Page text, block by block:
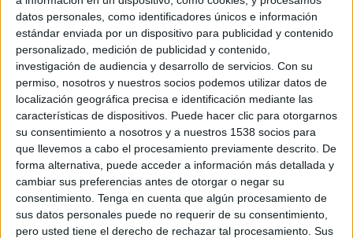
datos personales, como identificadores únicos e información
estándar enviada por un dispositivo para publicidad y contenido
personalizado, medición de publicidad y contenido,
investigación de audiencia y desarrollo de servicios. Con su
permiso, nosotros y nuestros socios podemos utilizar datos de
localización geográfica precisa e identificación mediante las
características de dispositivos. Puede hacer clic para otorgarnos
su consentimiento a nosotros y a nuestros 1538 socios para
que llevemos a cabo el procesamiento previamente descrito. De
forma alternativa, puede acceder a información más detallada y
cambiar sus preferencias antes de otorgar o negar su
consentimiento. Tenga en cuenta que algún procesamiento de
sus datos personales puede no requerir de su consentimiento,
pero usted tiene el derecho de rechazar tal procesamiento. Sus
TWEET
SHARE
SHARE
ENVIAR
PIN